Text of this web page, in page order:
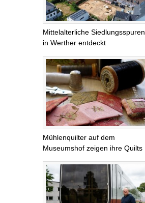
Mittelalterliche Siedlungsspuren
in Werther entdeckt
Mühlenquilter auf dem
Museumshof zeigen ihre Quilts